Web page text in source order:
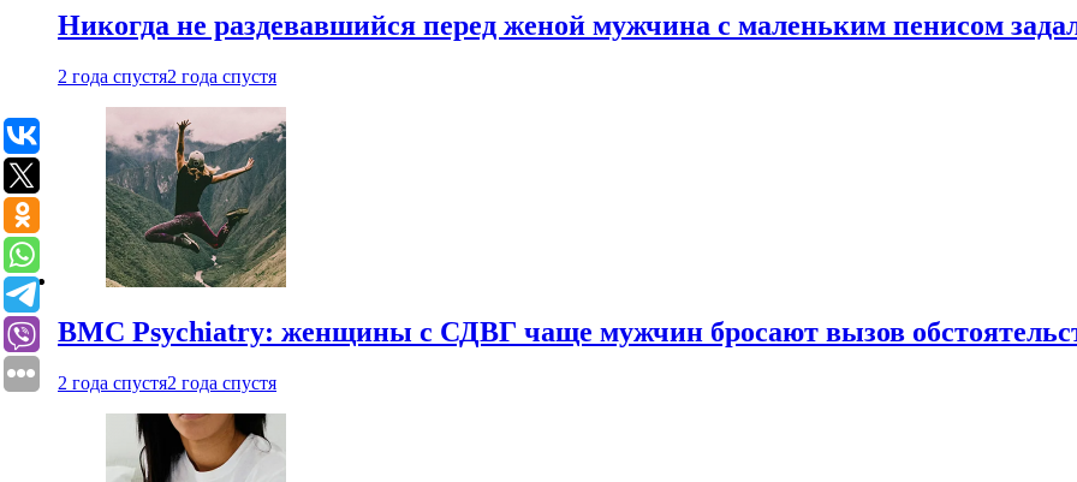
Никогда не раздевавшийся перед женой мужчина с маленьким пенисом
2 года спустя2 года спустя
BMC Psychiatry: женщины с СДВГ чаще мужчин бросают вызов
2 года спустя2 года спустя